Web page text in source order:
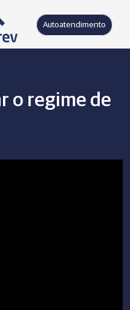
Autoatendimento
o regime de